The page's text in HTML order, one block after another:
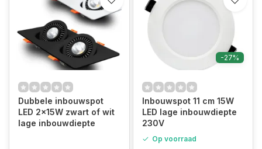
Dubbele inbouwspot
LED 2x15W zwart of wit
lage inbouwdiepte
-27%
Inbouwspot 11 cm 15W
LED lage inbouwdiepte
230V
Op voorraad